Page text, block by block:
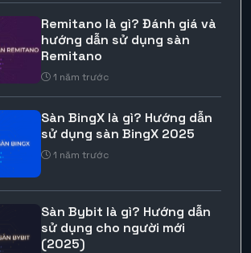
Remitano là gì? Đánh giá và
hướng dẫn sử dụng sàn
Remitano
1 năm trước
Sàn BingX là gì? Hướng dẫn
sử dụng sàn BingX 2025
1 năm trước
Sàn Bybit là gì? Hướng dẫn
sử dụng cho người mới
(2025)